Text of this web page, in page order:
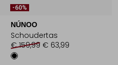
-60%
NÚNOO
Schoudertas
€ 159,99 € 63,99